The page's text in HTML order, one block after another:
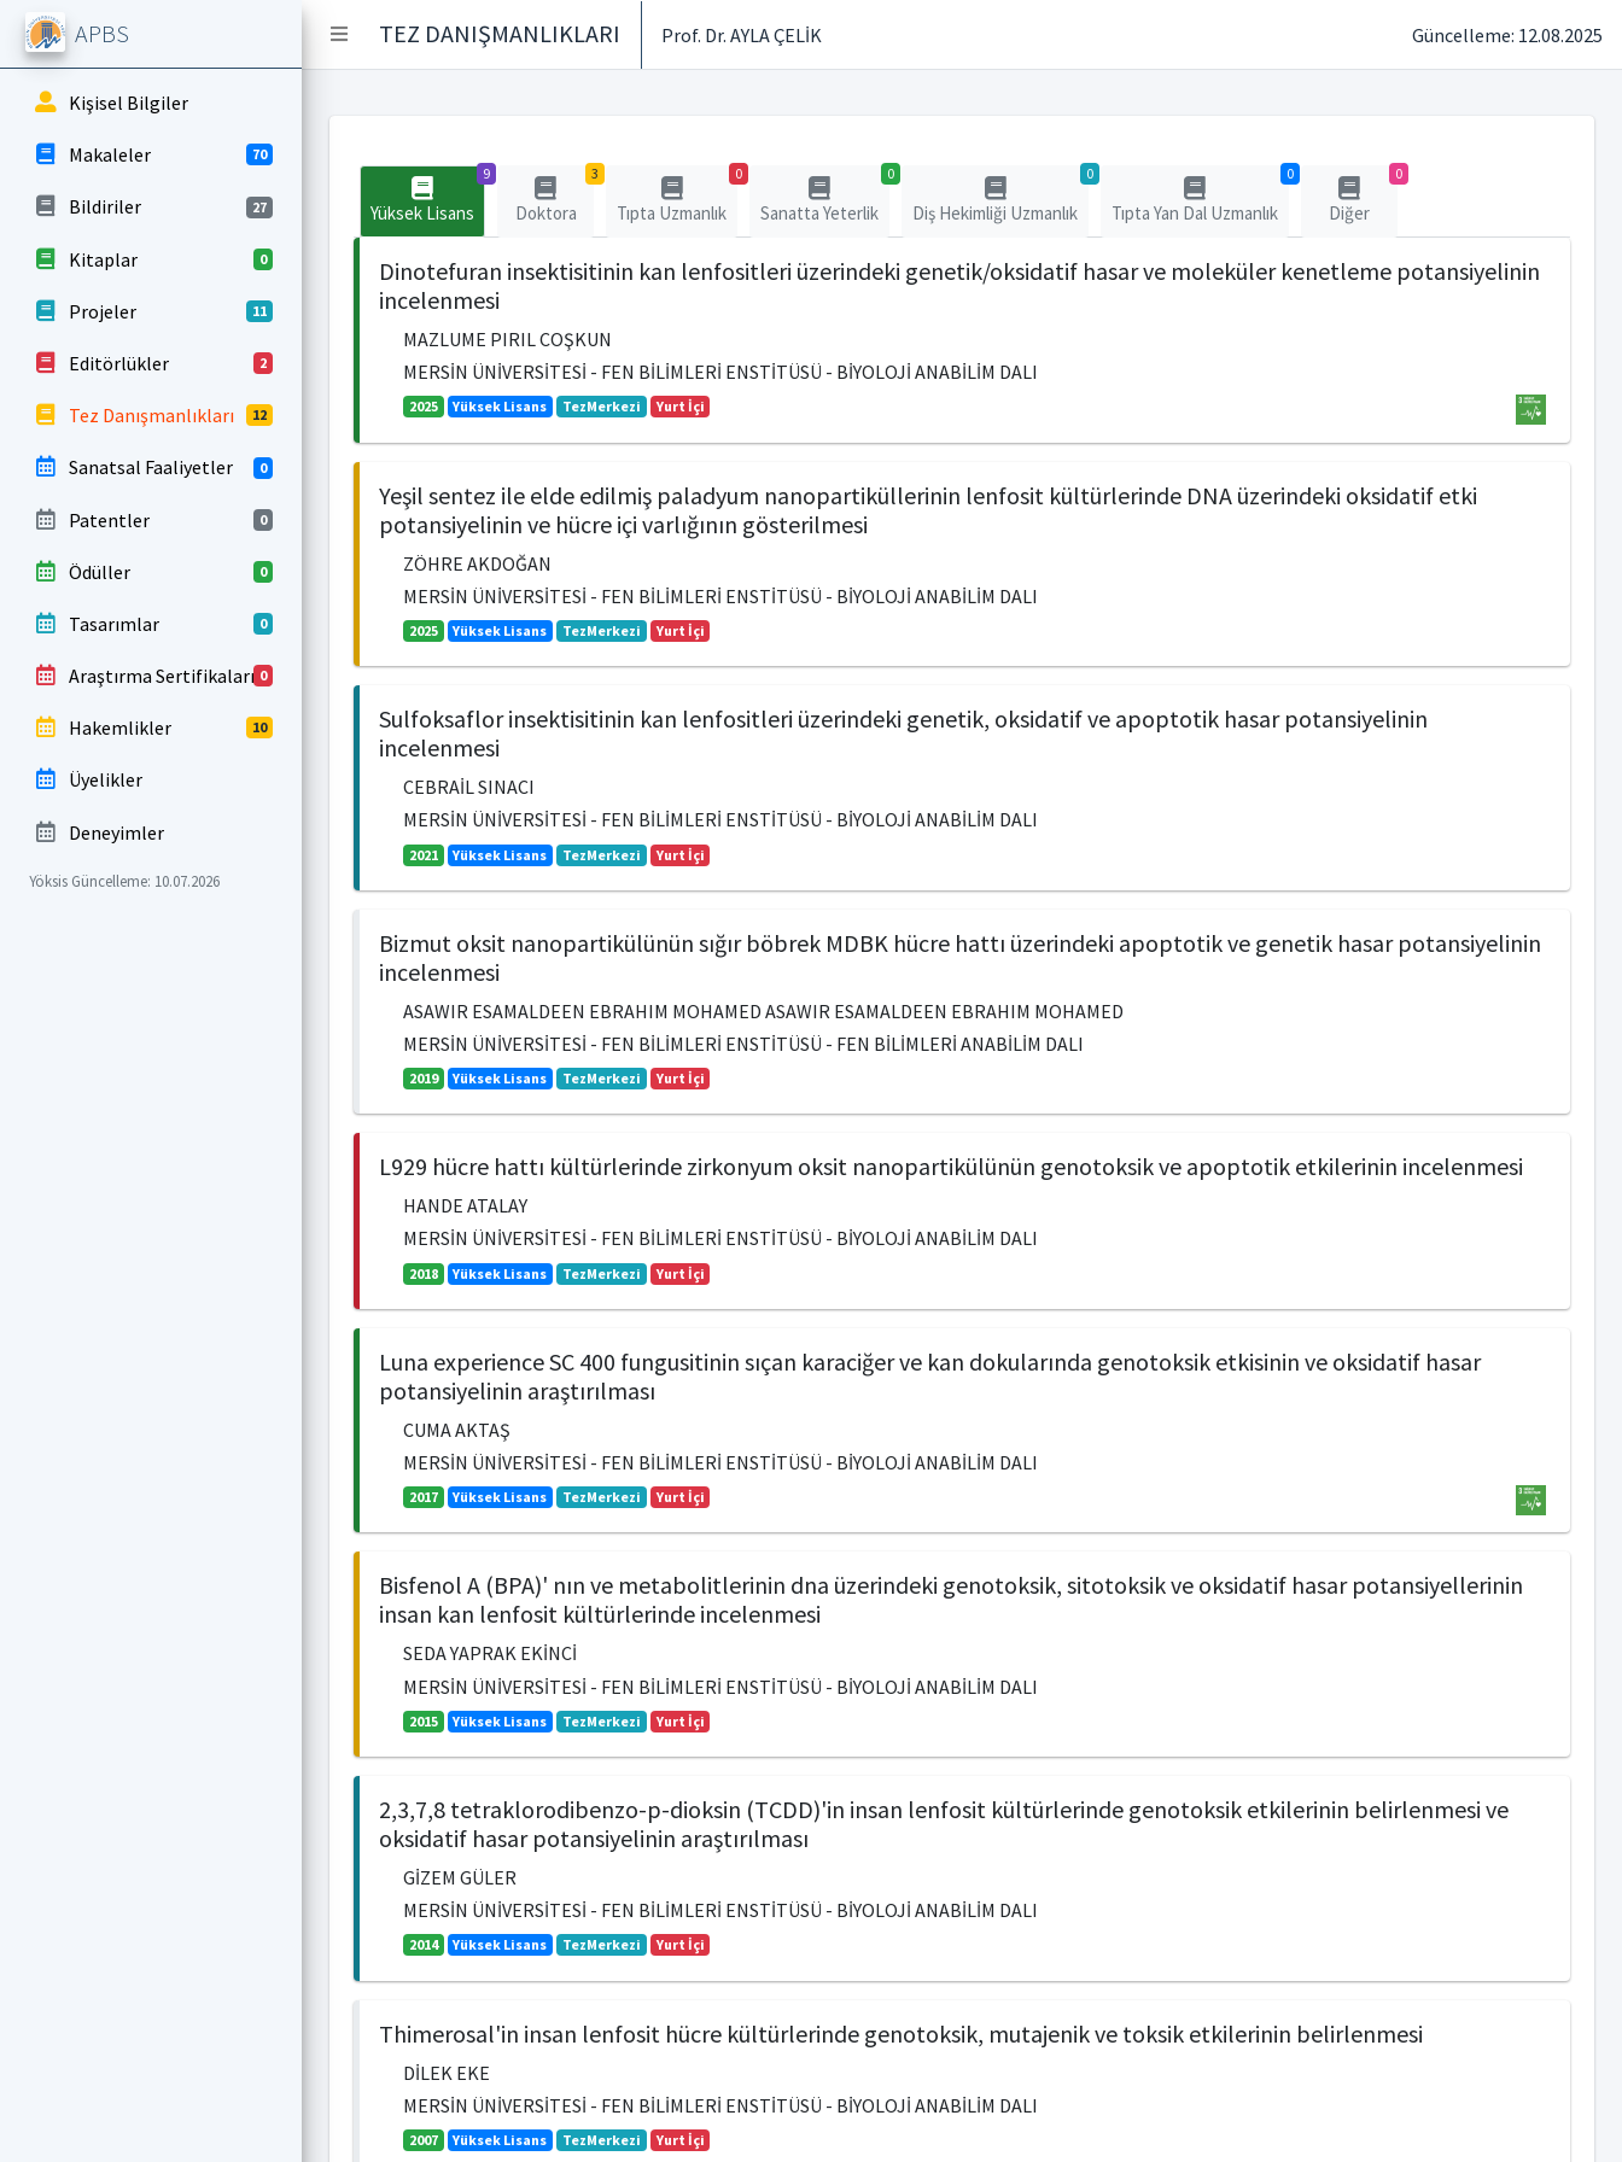
TEZ DANIŞMANLIKLARI Prof. Dr. AYLA ÇELİK Güncelleme: 12.08.2025
APBS
Kişisel Bilgiler
Makaleler 70
Bildiriler 27
Kitaplar 0
Projeler 11
Editörlükler 2
Tez Danışmanlıkları 12
Sanatsal Faaliyetler 0
Patentler 0
Ödüller 0
Tasarımlar 0
Araştırma Sertifikaları 0
Hakemlikler 10
Üyelikler
Deneyimler
Yöksis Güncelleme: 10.07.2026
9
Yüksek Lisans
3
Doktora
0
Tıpta Uzmanlık
0
Sanatta Yeterlik
0
Diş Hekimliği Uzmanlık
0
Tıpta Yan Dal Uzmanlık
0
Diğer
Dinotefuran insektisitinin kan lenfositleri üzerindeki genetik/oksidatif hasar ve moleküler kenetleme potansiyelinin
incelenmesi
MAZLUME PIRIL COŞKUN
MERSİN ÜNİVERSİTESİ - FEN BİLİMLERİ ENSTİTÜSÜ - BİYOLOJİ ANABİLİM DALI
2025 Yüksek Lisans TezMerkezi Yurt İçi
Yeşil sentez ile elde edilmiş paladyum nanopartiküllerinin lenfosit kültürlerinde DNA üzerindeki oksidatif etki
potansiyelinin ve hücre içi varlığının gösterilmesi
ZÖHRE AKDOĞAN
MERSİN ÜNİVERSİTESİ - FEN BİLİMLERİ ENSTİTÜSÜ - BİYOLOJİ ANABİLİM DALI
2025 Yüksek Lisans TezMerkezi Yurt İçi
Sulfoksaflor insektisitinin kan lenfositleri üzerindeki genetik, oksidatif ve apoptotik hasar potansiyelinin
incelenmesi
CEBRAİL SINACI
MERSİN ÜNİVERSİTESİ - FEN BİLİMLERİ ENSTİTÜSÜ - BİYOLOJİ ANABİLİM DALI
2021 Yüksek Lisans TezMerkezi Yurt İçi
Bizmut oksit nanopartikülünün sığır böbrek MDBK hücre hattı üzerindeki apoptotik ve genetik hasar potansiyelinin
incelenmesi
ASAWIR ESAMALDEEN EBRAHIM MOHAMED ASAWIR ESAMALDEEN EBRAHIM MOHAMED
MERSİN ÜNİVERSİTESİ - FEN BİLİMLERİ ENSTİTÜSÜ - FEN BİLİMLERİ ANABİLİM DALI
2019 Yüksek Lisans TezMerkezi Yurt İçi
L929 hücre hattı kültürlerinde zirkonyum oksit nanopartikülünün genotoksik ve apoptotik etkilerinin incelenmesi
HANDE ATALAY
MERSİN ÜNİVERSİTESİ - FEN BİLİMLERİ ENSTİTÜSÜ - BİYOLOJİ ANABİLİM DALI
2018 Yüksek Lisans TezMerkezi Yurt İçi
Luna experience SC 400 fungusitinin sıçan karaciğer ve kan dokularında genotoksik etkisinin ve oksidatif hasar
potansiyelinin araştırılması
CUMA AKTAŞ
MERSİN ÜNİVERSİTESİ - FEN BİLİMLERİ ENSTİTÜSÜ - BİYOLOJİ ANABİLİM DALI
2017 Yüksek Lisans TezMerkezi Yurt İçi
Bisfenol A (BPA)' nın ve metabolitlerinin dna üzerindeki genotoksik, sitotoksik ve oksidatif hasar potansiyellerinin
insan kan lenfosit kültürlerinde incelenmesi
SEDA YAPRAK EKİNCİ
MERSİN ÜNİVERSİTESİ - FEN BİLİMLERİ ENSTİTÜSÜ - BİYOLOJİ ANABİLİM DALI
2015 Yüksek Lisans TezMerkezi Yurt İçi
2,3,7,8 tetraklorodibenzo-p-dioksin (TCDD)'in insan lenfosit kültürlerinde genotoksik etkilerinin belirlenmesi ve
oksidatif hasar potansiyelinin araştırılması
GİZEM GÜLER
MERSİN ÜNİVERSİTESİ - FEN BİLİMLERİ ENSTİTÜSÜ - BİYOLOJİ ANABİLİM DALI
2014 Yüksek Lisans TezMerkezi Yurt İçi
Thimerosal'in insan lenfosit hücre kültürlerinde genotoksik, mutajenik ve toksik etkilerinin belirlenmesi
DİLEK EKE
MERSİN ÜNİVERSİTESİ - FEN BİLİMLERİ ENSTİTÜSÜ - BİYOLOJİ ANABİLİM DALI
2007 Yüksek Lisans TezMerkezi Yurt İçi